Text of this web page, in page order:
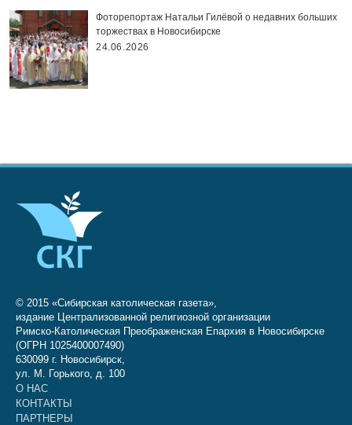
Фоторепортаж Натальи Гилёвой о недавних больших
торжествах в Новосибирске
24.06.2026
© 2015 «Сибирская католическая газета»,
издание Централизованной религиозной организации
Римско-Католическая Преображенская Епархия в Новосибирске
(ОГРН 1025400007490)
630099 г. Новосибирск,
ул. М. Горького, д. 100
О НАС
КОНТАКТЫ
ПАРТНЕРЫ